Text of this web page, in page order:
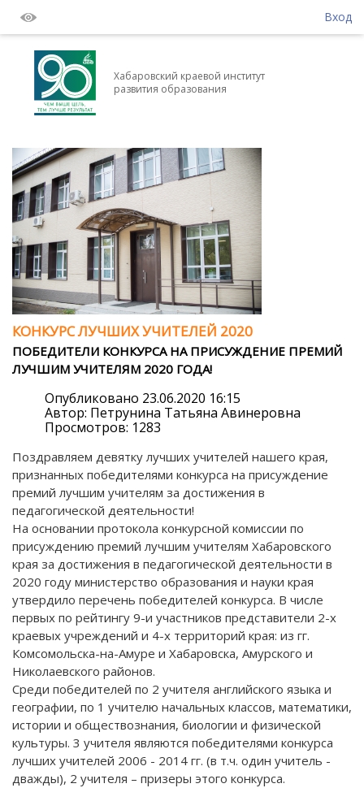
Вход
Хабаровский краевой институт
развития образования
КОНКУРС ЛУЧШИХ УЧИТЕЛЕЙ 2020
ПОБЕДИТЕЛИ КОНКУРСА НА ПРИСУЖДЕНИЕ ПРЕМИЙ
ЛУЧШИМ УЧИТЕЛЯМ 2020 ГОДА!
Опубликовано 23.06.2020 16:15
Автор: Петрунина Татьяна Авинеровна
Просмотров: 1283
Поздравляем девятку лучших учителей нашего края,
признанных победителями конкурса на присуждение
премий лучшим учителям за достижения в
педагогической деятельности!
На основании протокола конкурсной комиссии по
присуждению премий лучшим учителям Хабаровского
края за достижения в педагогической деятельности в
2020 году министерство образования и науки края
утвердило перечень победителей конкурса. В числе
первых по рейтингу 9-и участников представители 2-х
краевых учреждений и 4-х территорий края: из гг.
Комсомольска-на-Амуре и Хабаровска, Амурского и
Николаевского районов.
Среди победителей по 2 учителя английского языка и
географии, по 1 учителю начальных классов, математики,
истории и обществознания, биологии и физической
культуры. 3 учителя являются победителями конкурса
лучших учителей 2006 - 2014 гг. (в т.ч. один учитель -
дважды), 2 учителя – призеры этого конкурса.